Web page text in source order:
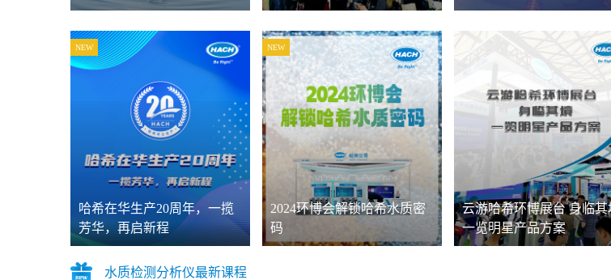
哈希在华生产20周年，一揽
芳华，再启新程
NEW
2024环博会解锁哈希水质密
码
NEW
云游哈希环博展台 身临其
一览明星产品方案
水质检测分析仪最新课程